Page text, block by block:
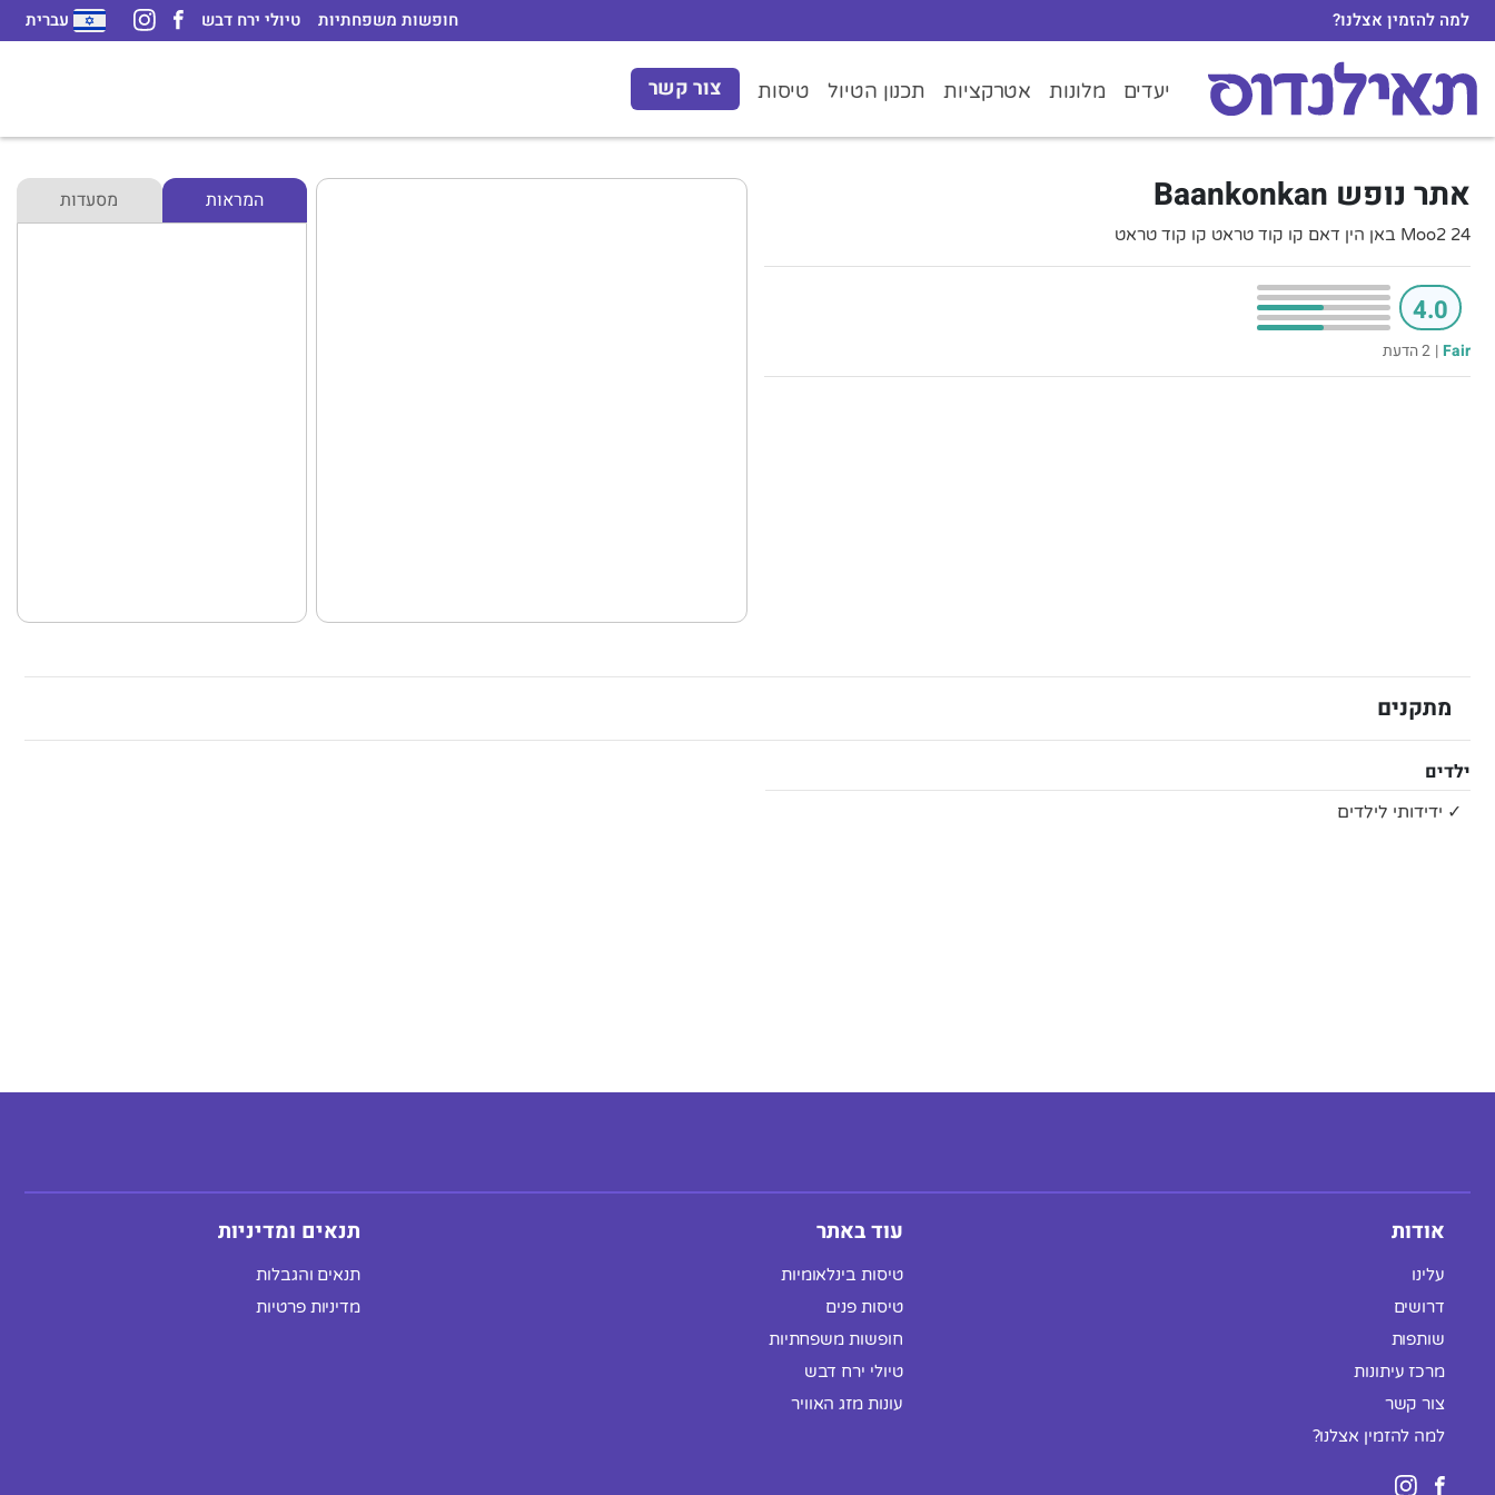
למה להזמין אצלנו? חופשות משפחתיות טיולי ירח דבש עברית
יעדים מלונות אטרקציות תכנון הטיול טיסות צור קשר
אתר נופש Baankonkan
24 Moo2 באן הין דאם קו קוד טראט קו קוד טראט
4.0
Fair
| 2 הדעת
המראות מסעדות
מתקנים
ילדים
✓ ידידותי לילדים
אודות
עלינו
דרושים
שותפות
מרכז עיתונות
צור קשר
למה להזמין אצלנו?
עוד באתר
טיסות בינלאומיות
טיסות פנים
חופשות משפחתיות
טיולי ירח דבש
עונות מזג האוויר
תנאים ומדיניות
תנאים והגבלות
מדיניות פרטיות